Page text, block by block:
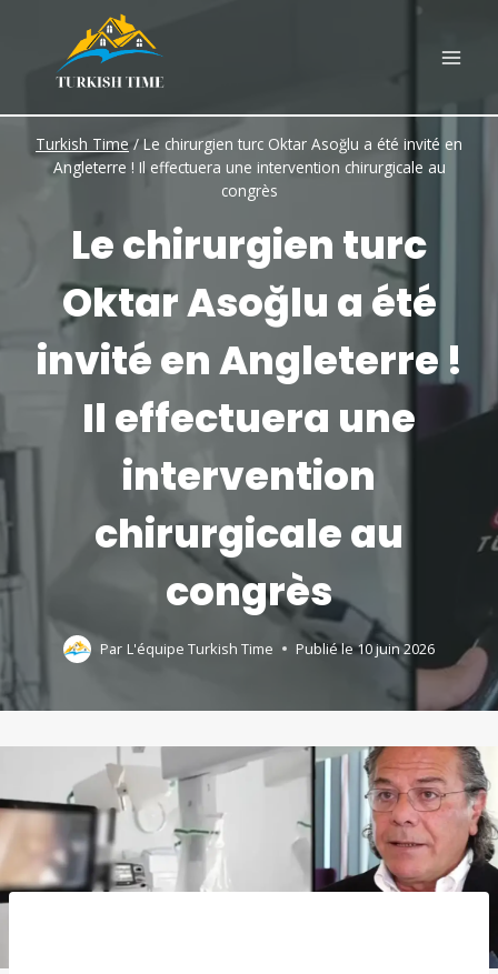
content
Turkish Time / Le chirurgien turc Oktar Asoğlu a été invité en
Angleterre ! Il effectuera une intervention chirurgicale au
congrès
Le chirurgien turc
Oktar Asoğlu a été
invité en Angleterre !
Il effectuera une
intervention
chirurgicale au
congrès
Par L'équipe Turkish Time Publié le10 juin 2026